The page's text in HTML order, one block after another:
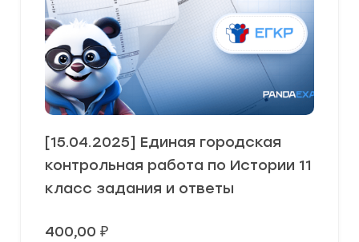
[15.04.2025] Единая городская
контрольная работа по Истории 11
класс задания и ответы
400,00 ₽